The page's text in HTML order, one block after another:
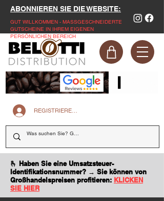
ABONNIEREN SIE DIE WEBSITE:
GUT WILLKOMMEN - MASSGESCHNEIDERTE
GUTSCHEINE IN IHREM EIGENEN
PERSÖNLICHEN BEREICH
REGISTRIEREN SIE SICH AUF DER WEBSITE
🫰 Haben Sie eine Umsatzsteuer-
Identifikationsnummer? → Sie können von
Großhandelspreisen profitieren: KLICKEN
SIE HIER